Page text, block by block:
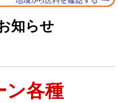
知らせ
ン各種